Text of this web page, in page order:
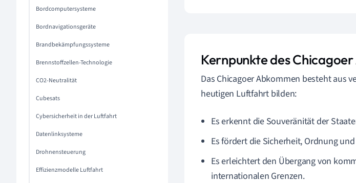
Bordcomputersysteme
Bordnavigationsgeräte
Brandbekämpfungssysteme
Brennstoffzellen-Technologie
CO2-Neutralität
Cubesats
Cybersicherheit in der Luftfahrt
Datenlinksysteme
Drohnensteuerung
Effizienzmodelle Luftfahrt
Kernpunkte des
Das Chicagoer Abkommen besteht aus
heutigen Luftfahrt bilden:
Es erkennt die Souveränität der
Es fördert die Sicherheit, Ordnung
Es erleichtert den Übergang von
internationalen Grenzen.